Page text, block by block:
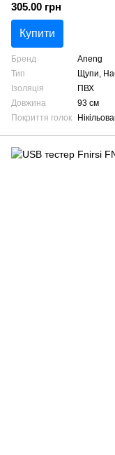
305.00 грн
Купити
Бренд
Aneng
Тип
Щупи,
Ізоляція
ПВХ
Довжина
93 см
Покриття голок